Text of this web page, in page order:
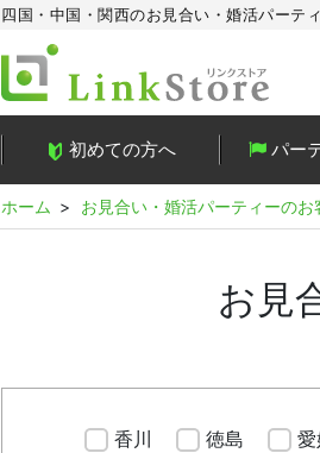
四国・中国・関西のお見合い・婚活パーテ
初めての方へ パー
ホーム お見合い・婚活パーティーのお
お見
香川 徳島